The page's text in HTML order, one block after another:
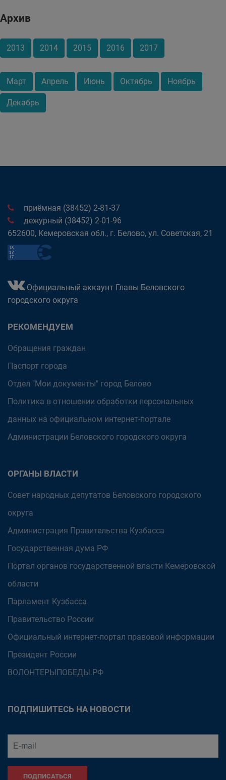
Архив
2013 2014 2015 2016 2017
Март Апрель Июнь Октябрь Ноябрь
Декабрь
приёмная (38452) 2-81-37
дежурный (38452) 2-01-96
652600, Кемеровская обл., г. Белово, ул. Советская, 21
Официальный аккаунт Главы Беловского
городского округа
РЕКОМЕНДУЕМ
Обращения граждан
Паспорт города
Отдел "Мои документы" город Белово
Политика в отношении обработки персональных
данных на официальном интернет-портале
Администрации Беловского городского округа
ОРГАНЫ ВЛАСТИ
Совет народных депутатов Беловского городского
округа
Администрация Правительства Кузбасса
Государственная дума РФ
Портал органов государственной власти Кемеровской
области
Парламент Кузбасса
Правительство России
Официальный интернет-портал правовой информации
Президент России
ВОЛОНТЕРЫПОБЕДЫ.РФ
ПОДПИШИТЕСЬ НА НОВОСТИ
ПОДПИСАТЬСЯ